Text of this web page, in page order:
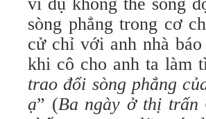
sòng phẳng trong cơ
cử chỉ với anh nhà
khi cô cho anh ta làm
trao đổi sòng phẳng
ạ” (Ba ngày ở thị trấn